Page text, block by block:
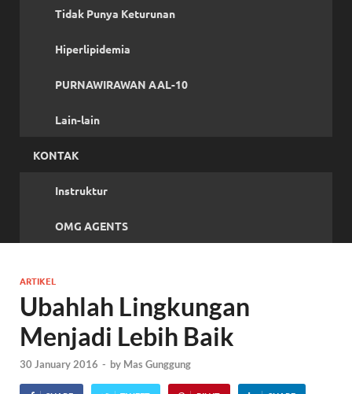
Tidak Punya Keturunan
Hiperlipidemia
PURNAWIRAWAN AAL-10
Lain-lain
KONTAK
Instruktur
OMG AGENTS
ARTIKEL
Ubahlah Lingkungan
Menjadi Lebih Baik
30 January 2016 - by Mas Gunggung